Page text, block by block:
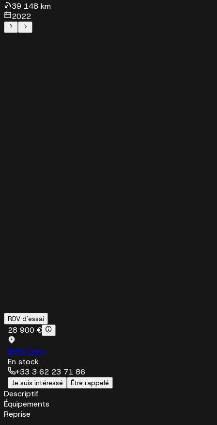
39 148 km
2022
RDV d'essai
28 900 €
BMW Dijon
En stock
+33 3 62 23 71 86
Je suis intéressé Être rappelé
Descriptif
Équipements
Reprise